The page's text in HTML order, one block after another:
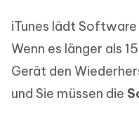
iTunes lädt
Wenn es länger als
Gerät den
und Sie müssen die